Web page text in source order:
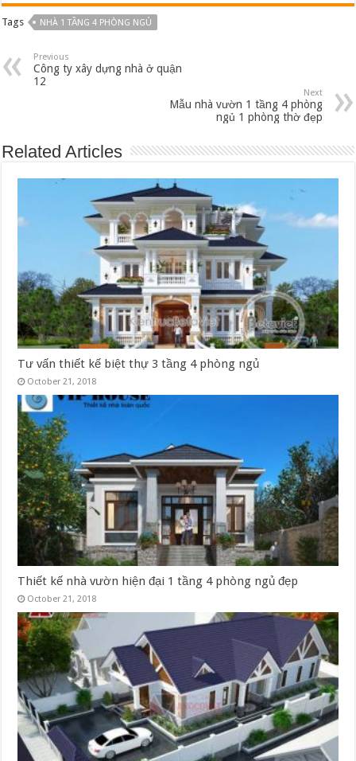
Tags NHÀ 1 TẦNG 4 PHÒNG NGỦ
Previous
Công ty xây dựng nhà ở quận
12
Next
Mẫu nhà vườn 1 tầng 4 phòng
ngủ 1 phòng thờ đẹp
Related Articles
Tư vấn thiết kế biệt thự 3 tầng 4 phòng ngủ
October 21, 2018
Thiết kế nhà vườn hiện đại 1 tầng 4 phòng ngủ đẹp
October 21, 2018